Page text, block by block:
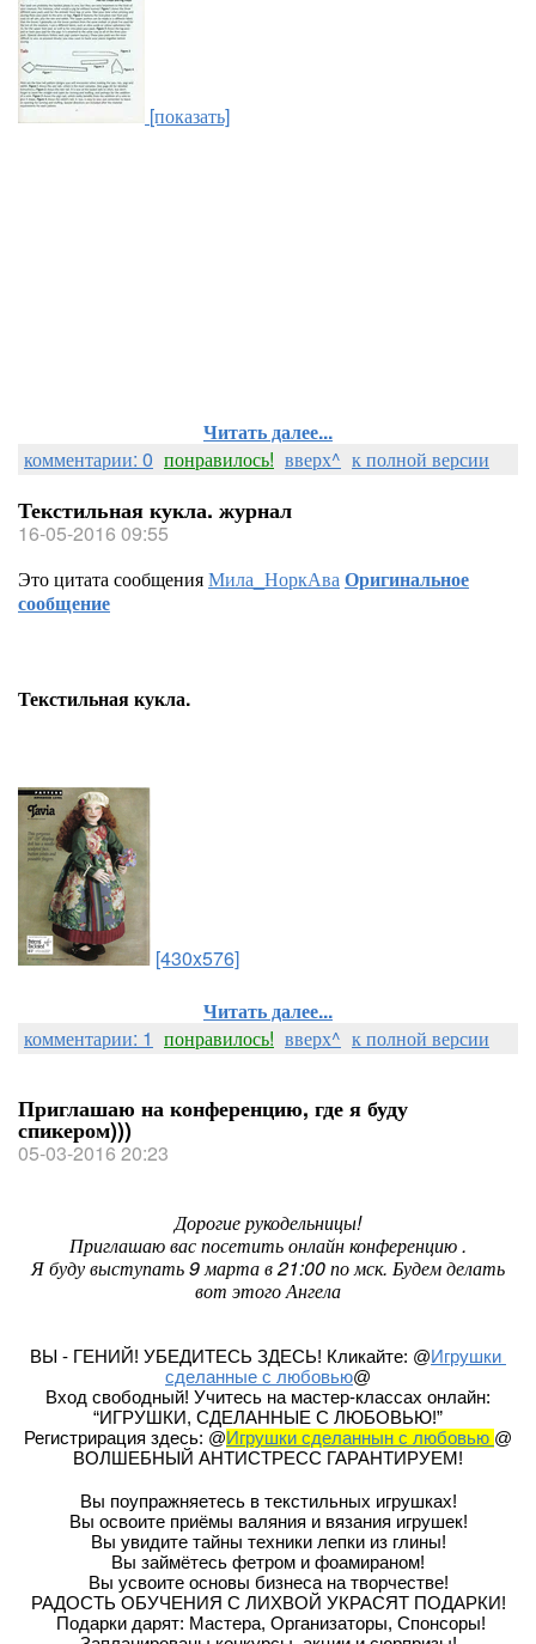
[показать]
Читать далее...
комментарии: 0 понравилось! вверх^ к полной версии
Текстильная кукла. журнал
16-05-2016 09:55
Это цитата сообщенияМила_НоркАваОригинальное
сообщение
Текстильная кукла.
[430x576]
Читать далее...
комментарии: 1 понравилось! вверх^ к полной версии
Приглашаю на конференцию, где я буду
спикером)))
05-03-2016 20:23
Дорогие рукодельницы!
Приглашаю вас посетить онлайн конференцию .
Я буду выступать 9 марта в 21:00 по мск. Будем делать
вот этого Ангела
ВЫ - ГЕНИЙ! УБЕДИТЕСЬ ЗДЕСЬ! Кликайте: @Игрушки
сделанные с любовью@
Вход свободный! Учитесь на мастер-классах онлайн:
“ИГРУШКИ, СДЕЛАННЫЕ С ЛЮБОВЬЮ!”
Регистрирация здесь: @Игрушки сделаннын с любовью @
ВОЛШЕБНЫЙ АНТИСТРЕСС ГАРАНТИРУЕМ!
Вы поупражняетесь в текстильных игрушках!
Вы освоите приёмы валяния и вязания игрушек!
Вы увидите тайны техники лепки из глины!
Вы займётесь фетром и фоамираном!
Вы усвоите основы бизнеса на творчестве!
РАДОСТЬ ОБУЧЕНИЯ С ЛИХВОЙ УКРАСЯТ ПОДАРКИ!
Подарки дарят: Мастера, Организаторы, Спонсоры!